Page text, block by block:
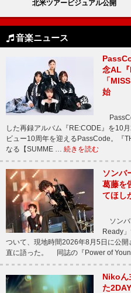
北米ツアービジュアル公開
音楽ニュース
念AL
「
始
した再録アルバム『RE:CODE』を
ビュー10周年を迎えるPassCode。『
なる【SUMME … 続きを読む
ソンバ
葛藤を
てほし
ソンバ
Ready
ついて、現地時間2026年8月5日に公
直に語った。 同誌の『Power of
Nikoん
た